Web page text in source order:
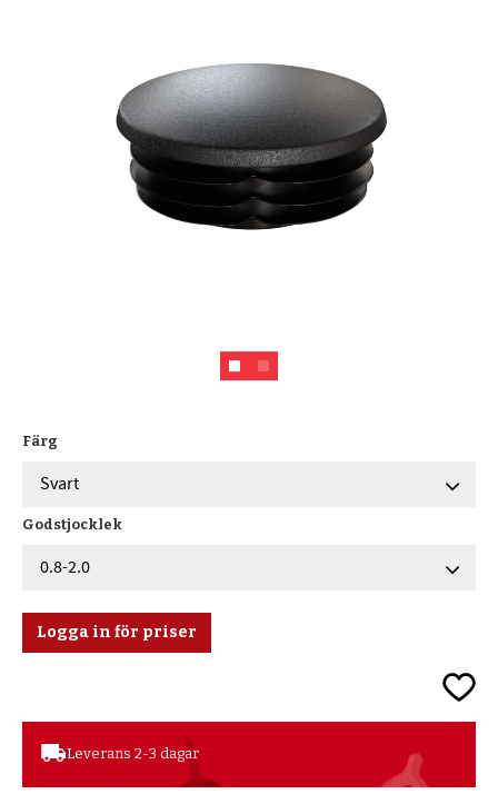
Färg
Godstjocklek
Logga in för priser
Lägg
local_shippingLeverans 2-3 dagar